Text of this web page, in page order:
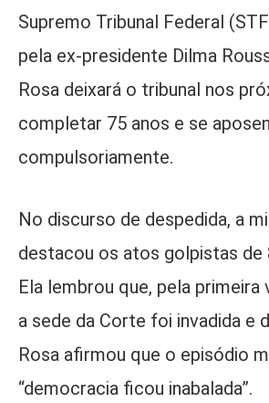
Supremo Tribunal Federal
pela ex-presidente Dilma
Rosa deixará o tribunal nos
completar 75 anos e se
compulsoriamente.
No discurso de despedida, a
destacou os atos golpistas de
Ela lembrou que, pela primeira
a sede da Corte foi invadida e
Rosa afirmou que o episódio
“democracia ficou inabalada”.